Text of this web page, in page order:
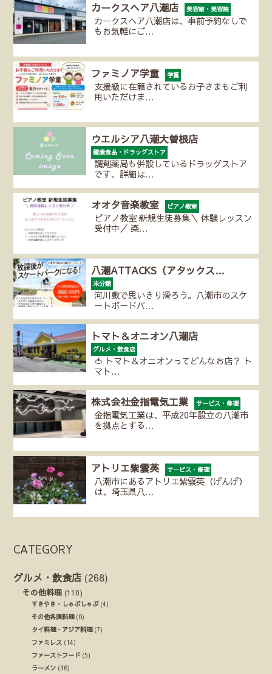
カークスヘア八潮店 美容室・美容院
カークスヘア八潮店は、事前予約なしで
もお気軽にご…
ファミノア学童 学童
支援級に在籍されているお子さまもご利
用いただけま…
ウエルシア八潮大曽根店
健康食品・ドラッグストア
調剤薬局も併設しているドラッグストア
です。詳細は…
オオタ音楽教室 ピアノ教室
ピアノ教室 新規生徒募集＼ 体験レッスン
受付中／ 楽…
八潮ATTACKS（アタックス…
未分類
河川敷で思いきり滑ろう。八潮市のスケ
ートボードパ…
トマト＆オニオン八潮店
グルメ・飲食店
🍅 トマト＆オニオンってどんなお店？ ト
マト…
株式会社金指電気工業 サービス・修理
金指電気工業は、平成20年設立の八潮市
を拠点とする…
アトリエ紫雲英 サービス・修理
八潮市にあるアトリエ紫雲英（げんげ）
は、埼玉県八…
CATEGORY
グルメ・飲食店 (268)
その他料理 (110)
すきやき・しゃぶしゃぶ(4)
その他各国料理(0)
タイ料理・アジア料理(7)
ファミレス (14)
ファーストフード (5)
ラーメン (36)